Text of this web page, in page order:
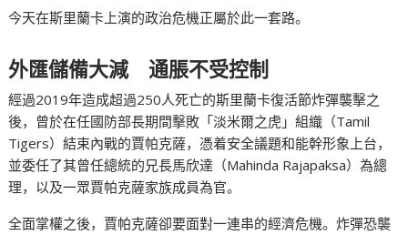
今天在斯里蘭卡上演的政治危機正屬於此一套路。
外匯儲備大減 通脹不受控制
經過2019年造成超過250人死亡的斯里蘭卡復活節炸彈襲擊之
後，曾於在任國防部長期間擊敗「淡米爾之虎」組織（Tamil
Tigers）結束內戰的賈帕克薩，憑着安全議題和能幹形象上台，
並委任了其曾任總統的兄長馬欣達（Mahinda Rajapaksa）為總
理，以及一眾賈帕克薩家族成員為官。
全面掌權之後，賈帕克薩卻要面對一連串的經濟危機。炸彈恐襲